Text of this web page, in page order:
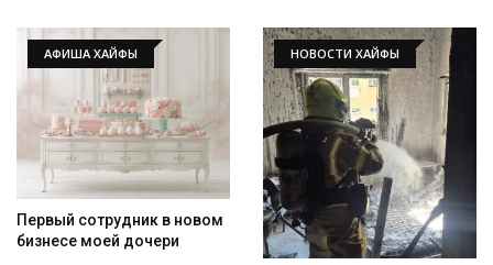
АФИША ХАЙФЫ
Первый сотрудник в новом
бизнесе моей дочери
НОВОСТИ ХАЙФЫ